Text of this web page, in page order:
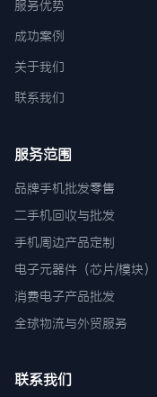
服务优势
成功案例
关于我们
联系我们
服务范围
品牌手机批发零售
二手机回收与批发
手机周边产品定制
电子元器件（芯片/模块）
消费电子产品批发
全球物流与外贸服务
联系我们